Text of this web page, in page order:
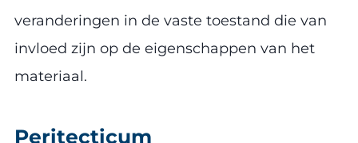
veranderingen in de vaste toestand die van
invloed zijn op de eigenschappen van het
materiaal.
Peritecticum